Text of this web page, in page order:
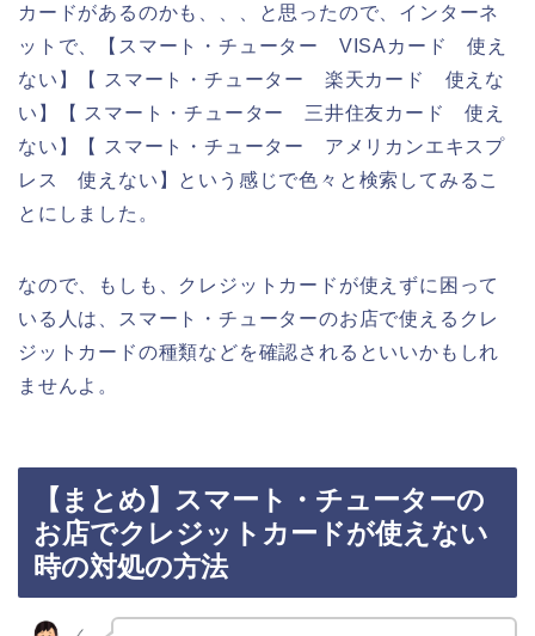
カードがあるのかも、、、と思ったので、インターネ
ットで、【スマート・チューター VISAカード 使え
ない】【 スマート・チューター 楽天カード 使えな
い】【 スマート・チューター 三井住友カード 使え
ない】【 スマート・チューター アメリカンエキスプ
レス 使えない】という感じで色々と検索してみるこ
とにしました。
なので、もしも、クレジットカードが使えずに困って
いる人は、スマート・チューターのお店で使えるクレ
ジットカードの種類などを確認されるといいかもしれ
ませんよ。
【まとめ】スマート・チューターの
お店でクレジットカードが使えない
時の対処の方法